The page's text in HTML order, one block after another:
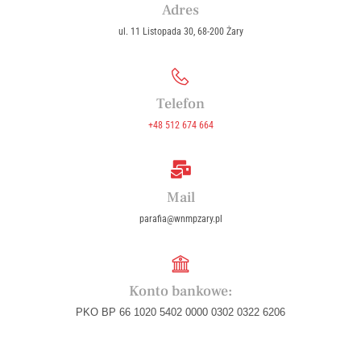
Adres
ul. 11 Listopada 30, 68-200 Żary
Telefon
+48 512 674 664
Mail
parafia@wnmpzary.pl
Konto bankowe:
PKO BP 66 1020 5402 0000 0302 0322 6206